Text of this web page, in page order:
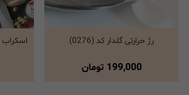
انتخاب گزینه ها
رژ حرارتی گلدار کد (0276)
199,000 تومان
اسکراب